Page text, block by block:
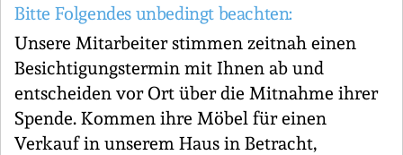
Bitte Folgendes unbedingt beachten:
Unsere Mitarbeiter stimmen zeitnah einen
Besichtigungstermin mit Ihnen ab und
entscheiden vor Ort über die Mitnahme ihrer
Spende. Kommen ihre Möbel für einen
Verkauf in unserem Haus in Betracht,